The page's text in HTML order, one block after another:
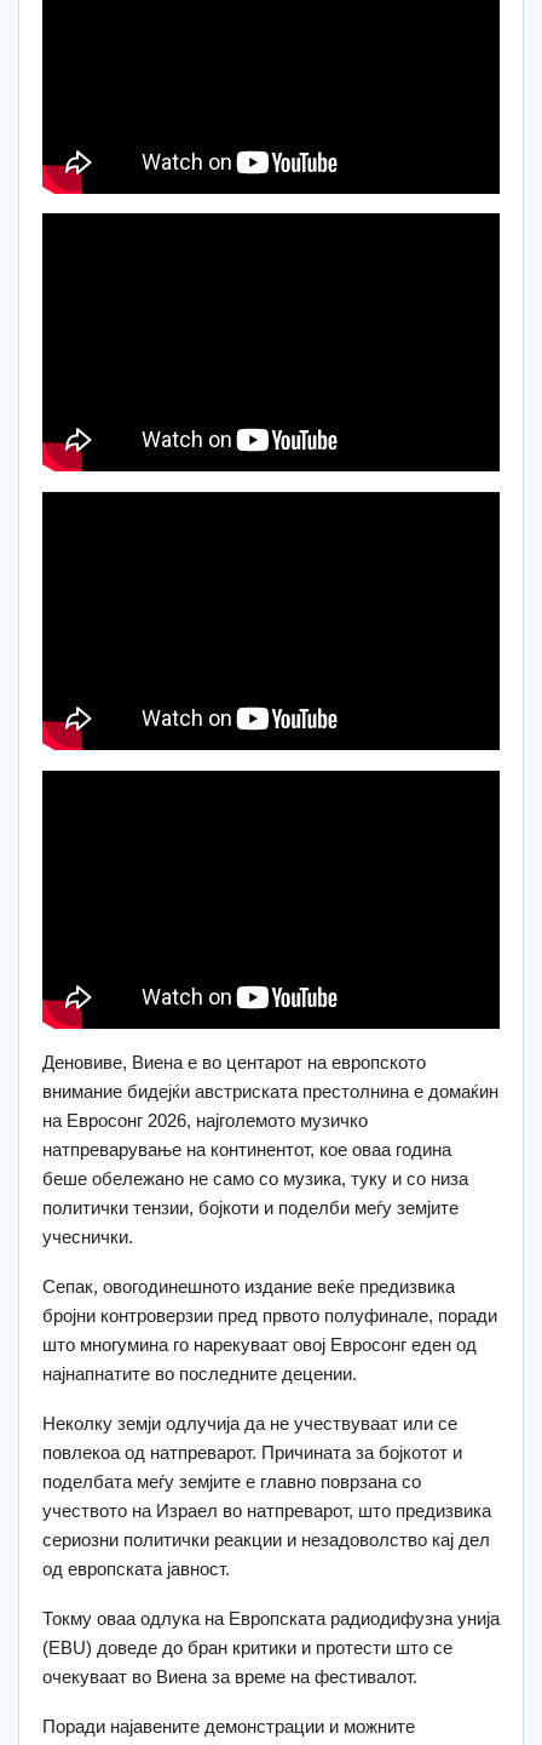
Деновиве, Виена е во центарот на европското
внимание бидејќи австриската престолнина е домаќин
на Евросонг 2026, најголемото музичко
натпреварување на континентот, кое оваа година
беше обележано не само со музика, туку и со низа
политички тензии, бојкоти и поделби меѓу земјите
учеснички.
Сепак, овогодинешното издание веќе предизвика
бројни контроверзии пред првото полуфинале, поради
што многумина го нарекуваат овој Евросонг еден од
најнапнатите во последните децении.
Неколку земји одлучија да не учествуваат или се
повлекоа од натпреварот. Причината за бојкотот и
поделбата меѓу земјите е главно поврзана со
учеството на Израел во натпреварот, што предизвика
сериозни политички реакции и незадоволство кај дел
од европската јавност.
Токму оваа одлука на Европската радиодифузна унија
(EBU) доведе до бран критики и протести што се
очекуваат во Виена за време на фестивалот.
Поради најавените демонстрации и можните